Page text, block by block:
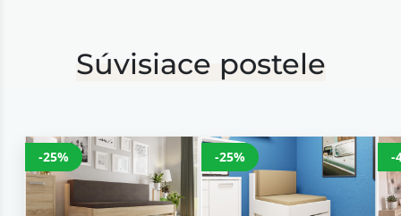
Súvisiace postele
-25% -25% -